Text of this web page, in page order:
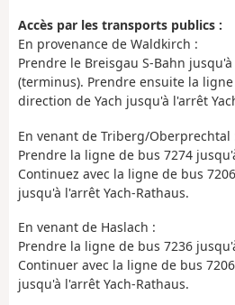
Accès par les transports publics :
En provenance de Waldkirch :
Prendre le Breisgau S-Bahn
(terminus). Prendre ensuite la
direction de Yach jusqu'à l'arrêt
En venant de Triberg/Oberprechtal
Prendre la ligne de bus 7274
Continuez avec la ligne de bus
jusqu'à l'arrêt Yach-Rathaus.
En venant de Haslach :
Prendre la ligne de bus 7236
Continuer avec la ligne de bus
jusqu'à l'arrêt Yach-Rathaus.